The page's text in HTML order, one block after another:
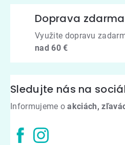
Doprava zdarma
Využite dopravu
nad 60 €
Sledujte nás na
Informujeme oakciách,